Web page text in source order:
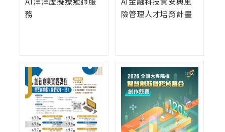
務
險管理人才培育計畫